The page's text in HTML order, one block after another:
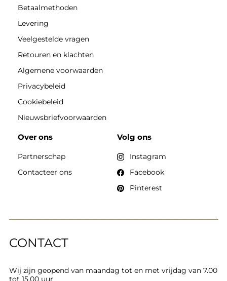
CONTACT
Wij zijn geopend van maandag tot en met vrijdag van 7.00
tot 15.00 uur
Betaalmethoden
Levering
Veelgestelde vragen
Retouren en klachten
Algemene voorwaarden
Privacybeleid
Cookiebeleid
Nieuwsbriefvoorwaarden
Over ons
Partnerschap
Contacteer ons
Volg ons
Instagram
Facebook
Pinterest